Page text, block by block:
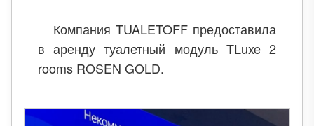
Компания TUALETOFF предоставила
в аренду туалетный модуль TLuxe 2
rooms ROSEN GOLD.